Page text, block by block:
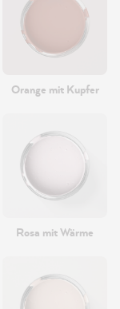
Orange mit Kupfer
Rosa mit Wärme